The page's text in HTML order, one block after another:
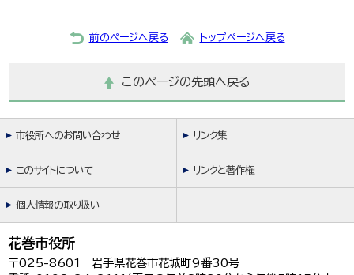
前のページへ戻る トップページへ戻る
このページの先頭へ戻る
市役所へのお問い合わせ リンク集
このサイトについて リンクと著作権
個人情報の取り扱い
花巻市役所
〒025-8601 岩手県花巻市花城町9番30号